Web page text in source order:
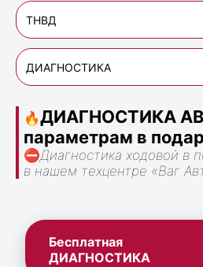
ТНВД
ДИАГНОСТИКА
🔥ДИАГНОСТИКА
параметрам в
⛔Диагностика ходовой в
в нашем техцентре «Ваг
Бесплатная
ДИАГНОСТИКА